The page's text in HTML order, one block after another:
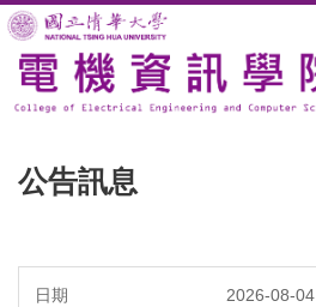
跳
到
主
要
內
區
公告訊息
2026-08-04